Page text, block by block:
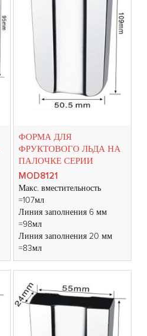
ФОРМА ДЛЯ
ФРУКТОВОГО ЛЬДА НА
ПАЛОЧКЕ СЕРИИ
MOD8121
Макс. вместительность
=107мл
Линия заполнения 6 мм
=98мл
Линия заполнения 20 мм
=83мл